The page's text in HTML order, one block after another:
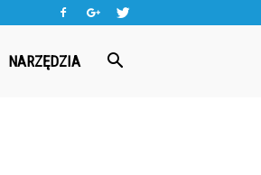
NARZĘDZIA